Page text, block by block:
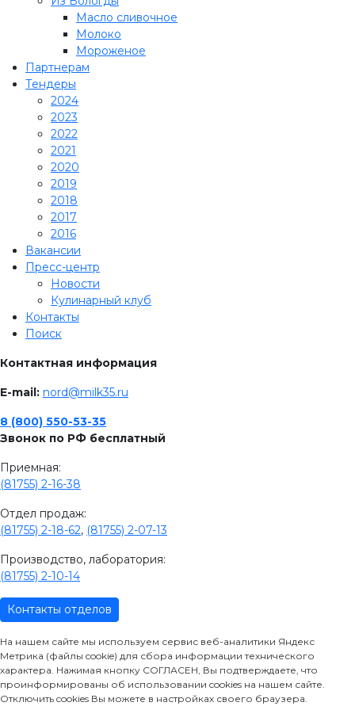
Масло сливочное
Молоко
Мороженое
Партнерам
Тендеры
2024
2023
2022
2021
2020
2019
2018
2017
2016
Вакансии
Пресс-центр
Новости
Кулинарный клуб
Контакты
Поиск
Контактная информация
E-mail: nord@milk35.ru
8 (800) 550-53-35
Звонок по РФ бесплатный
Приемная:
(81755) 2-16-38
Отдел продаж:
(81755) 2-18-62, (81755) 2-07-13
Производство, лаборатория:
(81755) 2-10-14
Контакты отделов
На нашем сайте мы используем сервис веб-аналитики Яндекс
Метрика (файлы cookie) для сбора информации технического
характера. Нажимая кнопку СОГЛАСЕН, Вы подтверждаете, что
проинформированы об использовании cookies на нашем сайте.
Отключить cookies Вы можете в настройках своего браузера.